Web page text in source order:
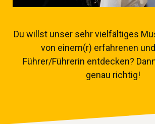
Du willst unser sehr vielfältiges
von einem(r) erfahrenen
Führer/Führerin entdecken?
genau richtig!